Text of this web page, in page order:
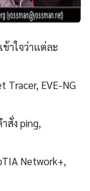
าใจว่าแต่ละ
Tracer, EVE-NG
สั่ง ping,
Network+,